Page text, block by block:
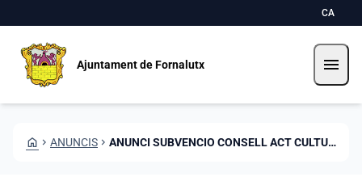
CA
Ajuntament de Fornalutx menu
HOME CHEVRON_RIGHT ANUNCIS CHEVRON_RIGHT ANUNCI SUBVENCIO CONSELL ACT CULTURALS LINIA ARXIUS